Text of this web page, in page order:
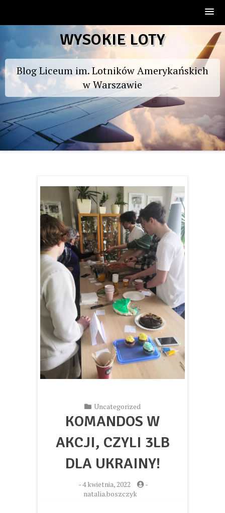
to
WYSOKIE LOTY
Blog Liceum im. Lotników Amerykańskich
w Warszawie
Uncategorized
KOMANDOS W
AKCJI, CZYLI 3LB
DLA UKRAINY!
-4 kwietnia, 2022
-
natalia.boszczyk